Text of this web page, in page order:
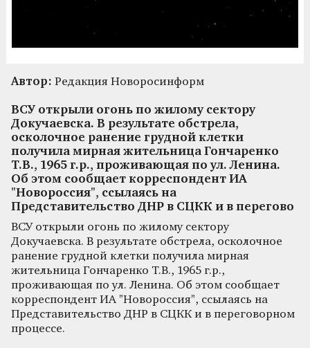
Автор: Редакция Новоросинформ
ВСУ открыли огонь по жилому сектору
Докучаевска. В результате обстрела,
осколочное ранение грудной клетки
получила мирная жительница Гончаренко
Т.В., 1965 г.р., проживающая по ул. Ленина.
Об этом сообщает корреспондент ИА
"Новороссия", ссылаясь на
Представительство ДНР в СЦКК и в перегово
ВСУ открыли огонь по жилому сектору
Докучаевска. В результате обстрела, осколочное
ранение грудной клетки получила мирная
жительница Гончаренко Т.В., 1965 г.р.,
проживающая по ул. Ленина. Об этом сообщает
корреспондент ИА "Новороссия", ссылаясь на
Представительство ДНР в СЦКК и в переговорном
процессе.